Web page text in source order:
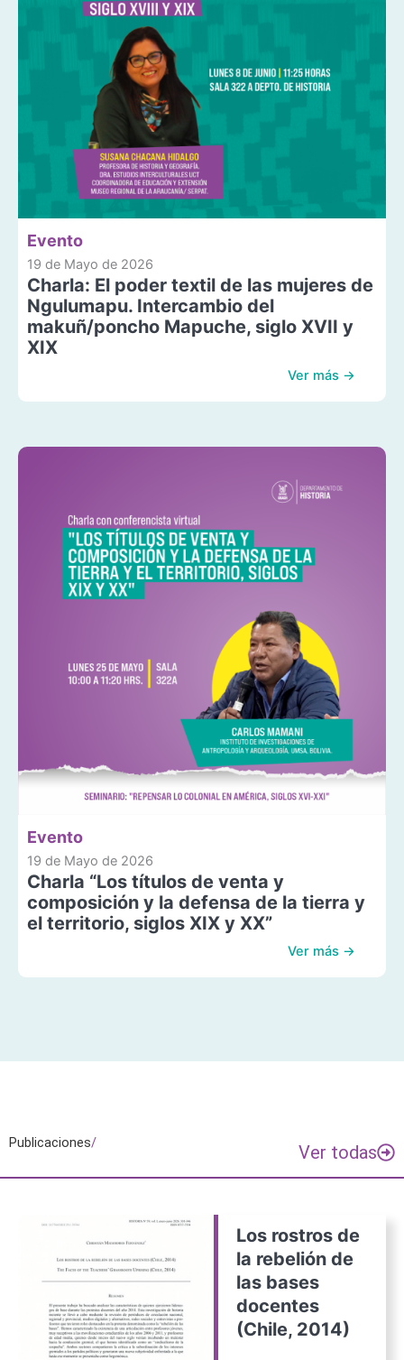
Evento
19 de Mayo de 2026
Charla: El poder textil de las mujeres de
Ngulumapu. Intercambio del
makuñ/poncho Mapuche, siglo XVII y
XIX
Ver más →
Evento
19 de Mayo de 2026
Charla “Los títulos de venta y
composición y la defensa de la tierra y
el territorio, siglos XIX y XX”
Ver más →
Publicaciones/ Ver todas
Los rostros de
la rebelión de
las bases
docentes
(Chile, 2014)